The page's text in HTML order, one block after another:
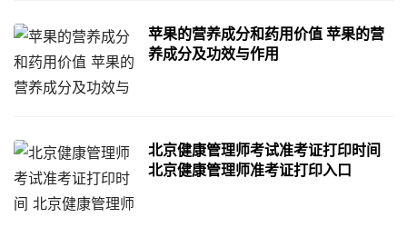
苹果的营养成分和药用价值 苹果的营
养成分及功效与作用
北京健康管理师考试准考证打印时间
北京健康管理师准考证打印入口